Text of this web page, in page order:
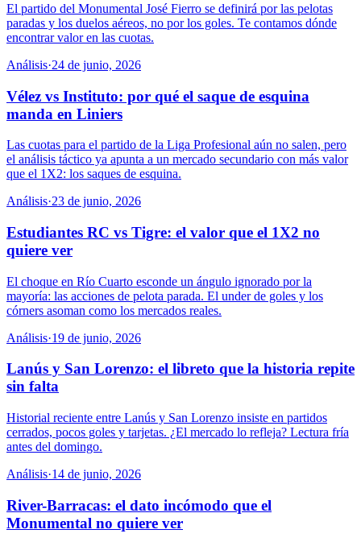
El partido del Monumental José Fierro se definirá por las pelotas
paradas y los duelos aéreos, no por los goles. Te contamos dónde
encontrar valor en las cuotas.
Análisis·24 de junio, 2026
Vélez vs Instituto: por qué el saque de esquina
manda en Liniers
Las cuotas para el partido de la Liga Profesional aún no salen, pero
el análisis táctico ya apunta a un mercado secundario con más valor
que el 1X2: los saques de esquina.
Análisis·23 de junio, 2026
Estudiantes RC vs Tigre: el valor que el 1X2 no
quiere ver
El choque en Río Cuarto esconde un ángulo ignorado por la
mayoría: las acciones de pelota parada. El under de goles y los
córners asoman como los mercados reales.
Análisis·19 de junio, 2026
Lanús y San Lorenzo: el libreto que la historia repite
sin falta
Historial reciente entre Lanús y San Lorenzo insiste en partidos
cerrados, pocos goles y tarjetas. ¿El mercado lo refleja? Lectura fría
antes del domingo.
Análisis·14 de junio, 2026
River-Barracas: el dato incómodo que el
Monumental no quiere ver